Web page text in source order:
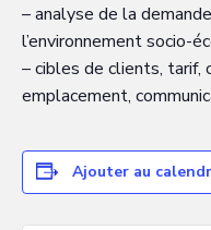
– analyse de la
l’environnement socio-
– cibles de clients, tarif,
emplacement,
Ajouter au